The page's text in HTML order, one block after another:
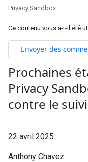
Privacy Sandbox
Ce contenu vous a-t-il été
Envoyer des
Prochaines
Privacy
contre le
22 avril 2025
Anthony Chavez